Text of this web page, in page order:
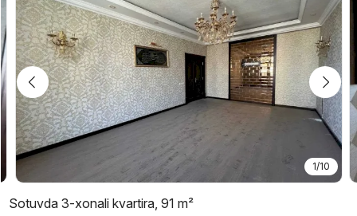
1/10
Sotuvda 3-xonali kvartira, 91 m²